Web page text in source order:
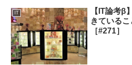
IT
【IT論考β
きているこ
［#271］